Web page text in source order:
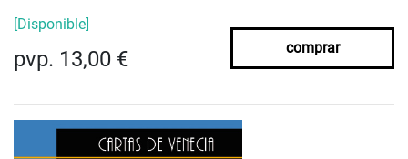
[Disponible]
pvp. 13,00 € comprar